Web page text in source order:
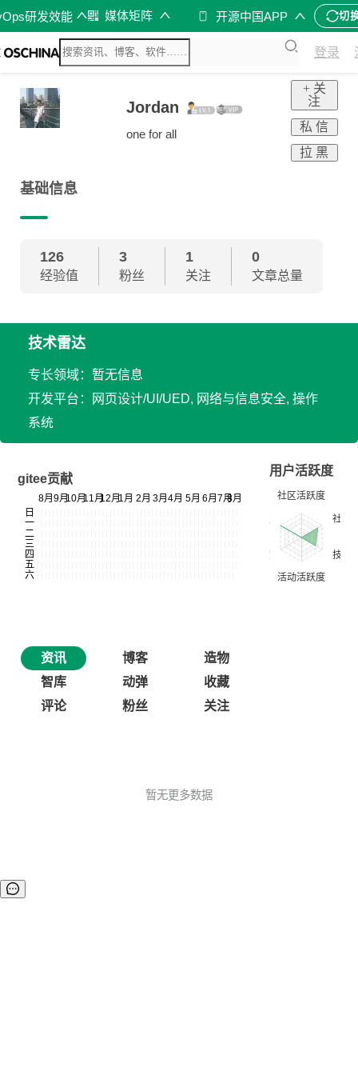
研发效能 媒体矩阵 开源中国APP 切
登录
Jordan
one for all
+ 关
注
私 信
拉 黑
基础信息
126
经验值
3
粉丝
1
关注
0
文章总量
技术雷达
专长领域：暂无信息
开发平台：网页设计/UI/UED, 网络与信息安全, 操作
系统
gitee贡献
用户活跃度
资讯 博客
造物
智库
动弹
收藏
评论
粉丝 关注
暂无更多数据